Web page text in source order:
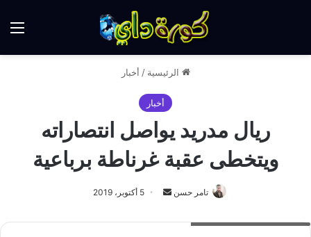
الرئيسية / أخبار
أخبار
ريال مدريد يواصل انتصاراته
ويتخطى عقبة غرناطة برباعية
تامر حسن
أرسل
إلكترونيا
5 أكتوبر، 2019